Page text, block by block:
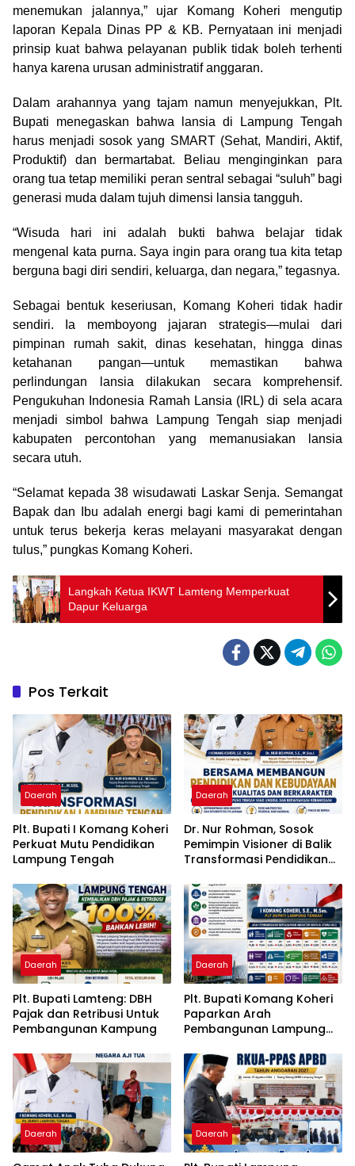
menemukan jalannya,” ujar Komang Koheri mengutip
laporan Kepala Dinas PP & KB. Pernyataan ini menjadi
prinsip kuat bahwa pelayanan publik tidak boleh terhenti
hanya karena urusan administratif anggaran.
Dalam arahannya yang tajam namun menyejukkan, Plt.
Bupati menegaskan bahwa lansia di Lampung Tengah
harus menjadi sosok yang SMART (Sehat, Mandiri, Aktif,
Produktif) dan bermartabat. Beliau menginginkan para
orang tua tetap memiliki peran sentral sebagai “suluh” bagi
generasi muda dalam tujuh dimensi lansia tangguh.
“Wisuda hari ini adalah bukti bahwa belajar tidak
mengenal kata purna. Saya ingin para orang tua kita tetap
berguna bagi diri sendiri, keluarga, dan negara,” tegasnya.
Sebagai bentuk keseriusan, Komang Koheri tidak hadir
sendiri. Ia memboyong jajaran strategis—mulai dari
pimpinan rumah sakit, dinas kesehatan, hingga dinas
ketahanan pangan—untuk memastikan bahwa
perlindungan lansia dilakukan secara komprehensif.
Pengukuhan Indonesia Ramah Lansia (IRL) di sela acara
menjadi simbol bahwa Lampung Tengah siap menjadi
kabupaten percontohan yang memanusiakan lansia
secara utuh.
“Selamat kepada 38 wisudawati Laskar Senja. Semangat
Bapak dan Ibu adalah energi bagi kami di pemerintahan
untuk terus bekerja keras melayani masyarakat dengan
tulus,” pungkas Komang Koheri.
Langkah Ketua IKWT Lamteng Memperkuat
Dapur Keluarga
Pos Terkait
Daerah
Plt. Bupati I Komang Koheri
Perkuat Mutu Pendidikan
Lampung Tengah
Daerah
Dr. Nur Rohman, Sosok
Pemimpin Visioner di Balik
Transformasi Pendidikan
Tengah
Daerah
Plt. Bupati Lamteng: DBH
Pajak dan Retribusi Untuk
Pembangunan Kampung
Daerah
Plt. Bupati Komang Koheri
Paparkan Arah
Pembangunan Lampung
Ekonomi, Infrastruktur dan
Kesejahteraan
Daerah Daerah